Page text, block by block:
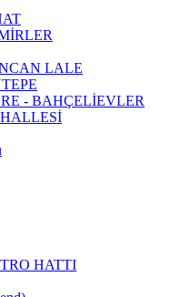
LALE
- BAHÇELİEVLER
HATTI